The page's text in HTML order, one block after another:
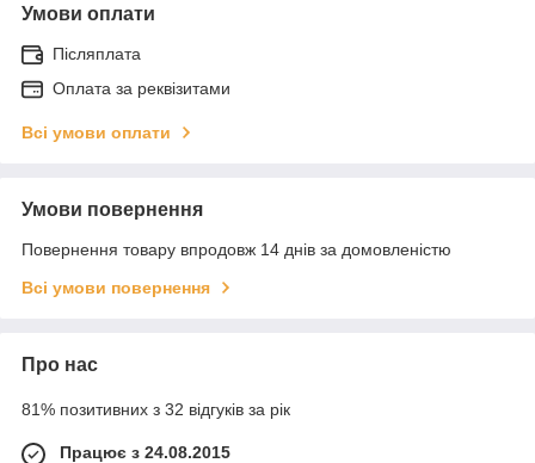
Умови оплати
Післяплата
Оплата за реквізитами
Всі умови оплати
Умови повернення
Повернення товару впродовж 14 днів за домовленістю
Всі умови повернення
Про нас
81% позитивних з 32 відгуків за рік
Працює з 24.08.2015